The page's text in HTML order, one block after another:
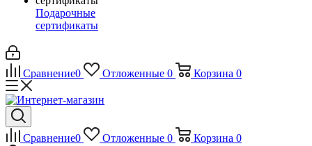
Подарочные
сертификаты
Сравнение0 Отложенные 0 Корзина 0
Сравнение0 Отложенные 0 Корзина 0